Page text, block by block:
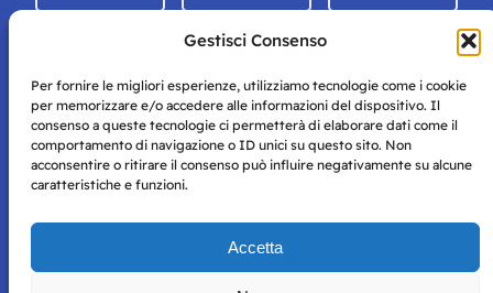
Gestisci Consenso
Per fornire le migliori esperienze, utilizziamo tecnologie come i cookie
per memorizzare e/o accedere alle informazioni del dispositivo. Il
consenso a queste tecnologie ci permetterà di elaborare dati come il
comportamento di navigazione o ID unici su questo sito. Non
acconsentire o ritirare il consenso può influire negativamente su alcune
caratteristiche e funzioni.
Accetta
Storie di Napoli è una testata registrata presso il tribunale di